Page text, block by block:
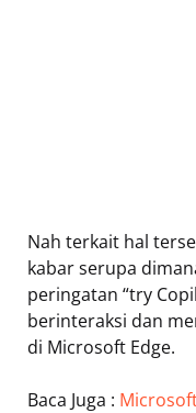
Nah terkait hal
kabar serupa
peringatan “try
berinteraksi dan
di Microsoft Edge.
Baca Juga :